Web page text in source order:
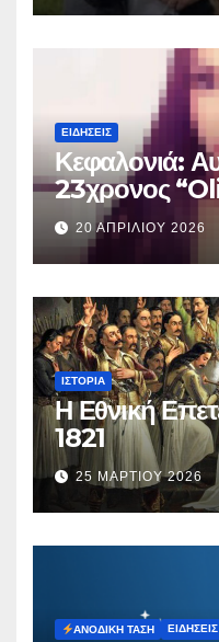
ΕΙΔΉΣΕΙΣ
Κεφαλονιά:
23χρονος
κατηγορείται
Μυρτούς
20 ΑΠΡΙΛΊΟΥ 2026
ΙΣΤΟΡΊΑ
Η Εθνική
1821
25 ΜΑΡΤΊΟΥ 2026
ΑΝΟΔΙΚΉ ΤΆΣΗ ΕΙΔΉΣΕΙΣ